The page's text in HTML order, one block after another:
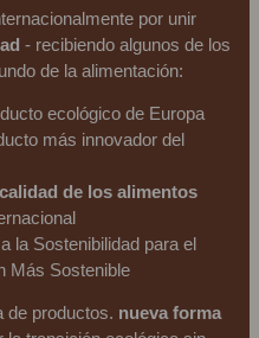
por unir
- recibiendo algunos de los
de la alimentación:
ecológico de Europa
más innovador del
de los alimentos
la Sostenibilidad para el
Más Sostenible
de productos. nueva forma